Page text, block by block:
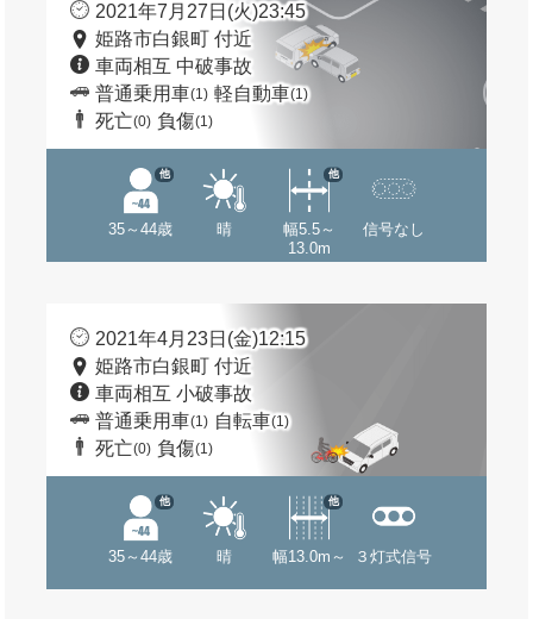
2021年7月27日(火)23:45
姫路市白銀町 付近
車両相互 中破事故
普通乗用車(1) 軽自動車(1)
死亡(0) 負傷(1)
35～44歳
他
晴
幅5.5～
13.0m
他
信号なし
2021年4月23日(金)12:15
姫路市白銀町 付近
車両相互 小破事故
普通乗用車(1) 自転車(1)
死亡(0) 負傷(1)
35～44歳
他
晴 幅13.0m～
他
３灯式信号